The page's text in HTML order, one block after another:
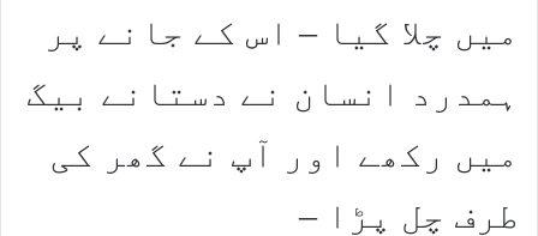
میں چلا گیا – اس کے جانے پر
ہمدرد انسان نے دستانے بیگ
میں رکھے اور آپ نے گھر کی
طرف چل پڑا –